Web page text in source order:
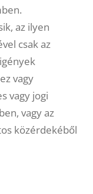
az ilyen
csak az
vagy
vagy jogi
vagy az
közérdekéből